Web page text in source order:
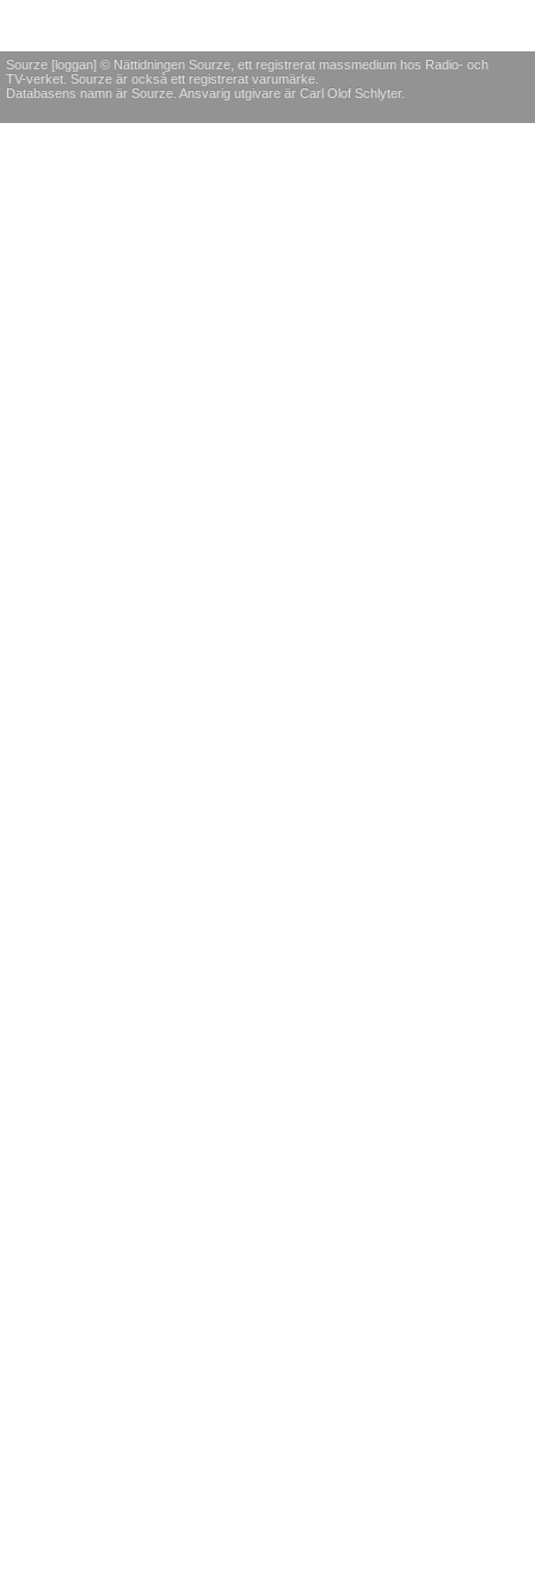
Sourze [loggan] © Nättidningen Sourze, ett registrerat massmedium hos Radio- och
TV-verket. Sourze är också ett registrerat varumärke.
Databasens namn är Sourze. Ansvarig utgivare är Carl Olof Schlyter.